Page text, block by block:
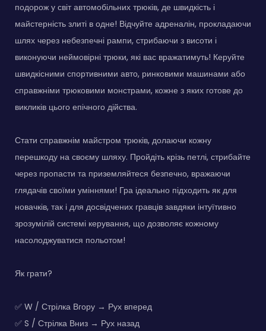
подорож у світ автомобільних трюків, де швидкість і
майстерність злиті в одне! Відчуйте адреналін, прокладаючи
шлях через небезпечні рампи, стрибаючи з висоти і
виконуючи неймовірні трюки, які вас вражатимуть! Керуйте
швидкісними спортивними авто, ринковими машинами або
справжніми трюковими монстрами, кожне з яких готове до
викликів цього епічного дійства.
Стати справжнім майстром трюків, долаючи кожну
перешкоду на своєму шляху. Пройдіть крізь петлі, стрибайте
через пропасти та приземляйтеся безпечно, вражаючи
глядачів своїми уміннями! Гра ідеально підходить як для
новачків, так і для досвідчених гравців завдяки інтуїтивно
зрозумілій системі керування, що дозволяє кожному
насолоджуватися польотом!
Як грати?
✅ W / Стрілка Вгору → Рух вперед
✅ S / Стрілка Вниз → Рух назад